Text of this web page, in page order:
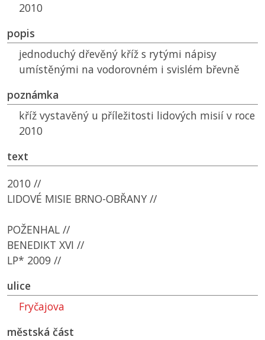
2010
popis
jednoduchý dřevěný kříž s rytými nápisy
umístěnými na vodorovném i svislém břevně
poznámka
kříž vystavěný u příležitosti lidových misií v roce
2010
text
2010 //
LIDOVÉ MISIE BRNO-OBŘANY //
POŽENHAL //
BENEDIKT XVI //
LP* 2009 //
ulice
Fryčajova
městská část